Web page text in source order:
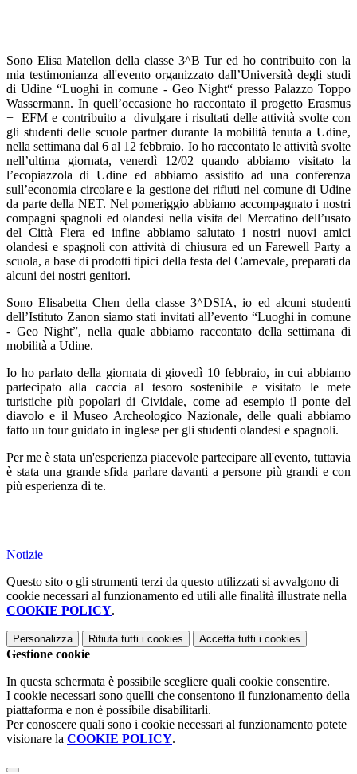
Sono Elisa Matellon della classe 3^B Tur ed ho contribuito con la
mia testimonianza all'evento organizzato dall’Università degli studi
di Udine “Luoghi in comune - Geo Night“ presso Palazzo Toppo
Wassermann. In quell’occasione ho raccontato il progetto Erasmus
+ EFM e contribuito a divulgare i risultati delle attività svolte con
gli studenti delle scuole partner durante la mobilità tenuta a Udine,
nella settimana dal 6 al 12 febbraio. Io ho raccontato le attività svolte
nell’ultima giornata, venerdì 12/02 quando abbiamo visitato la
l’ecopiazzola di Udine ed abbiamo assistito ad una conferenza
sull’economia circolare e la gestione dei rifiuti nel comune di Udine
da parte della NET. Nel pomeriggio abbiamo accompagnato i nostri
compagni spagnoli ed olandesi nella visita del Mercatino dell’usato
del Città Fiera ed infine abbiamo salutato i nostri nuovi amici
olandesi e spagnoli con attività di chiusura ed un Farewell Party a
scuola, a base di prodotti tipici della festa del Carnevale, preparati da
alcuni dei nostri genitori.
Sono Elisabetta Chen della classe 3^DSIA, io ed alcuni studenti
dell’Istituto Zanon siamo stati invitati all’evento “Luoghi in comune
- Geo Night”, nella quale abbiamo raccontato della settimana di
mobilità a Udine.
Io ho parlato della giornata di giovedì 10 febbraio, in cui abbiamo
partecipato alla caccia al tesoro sostenibile e visitato le mete
turistiche più popolari di Cividale, come ad esempio il ponte del
diavolo e il Museo Archeologico Nazionale, delle quali abbiamo
fatto un tour guidato in inglese per gli studenti olandesi e spagnoli.
Per me è stata un'esperienza piacevole partecipare all'evento, tuttavia
è stata una grande sfida parlare davanti a persone più grandi e con
più esperienza di te.
Notizie
Questo sito o gli strumenti terzi da questo utilizzati si avvalgono di
cookie necessari al funzionamento ed utili alle finalità illustrate nella
COOKIE POLICY.
Personalizza Rifiuta tutti i cookies Accetta tutti i cookies
Gestione cookie
In questa schermata è possibile scegliere quali cookie consentire.
I cookie necessari sono quelli che consentono il funzionamento della
piattaforma e non è possibile disabilitarli.
Per conoscere quali sono i cookie necessari al funzionamento potete
visionare la COOKIE POLICY.